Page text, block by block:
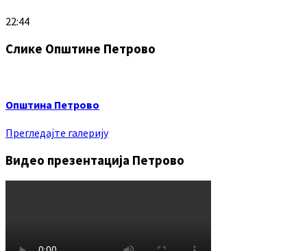
22:44
Слике Општине Петрово
Општина Петрово
Прегледајте галерију
Видео презентација Петрово